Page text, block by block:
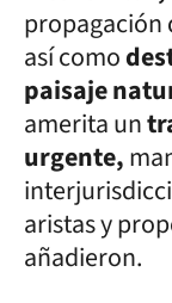
propagación
así como
paisaje
amerita un
urgente,
aristas y
añadieron.